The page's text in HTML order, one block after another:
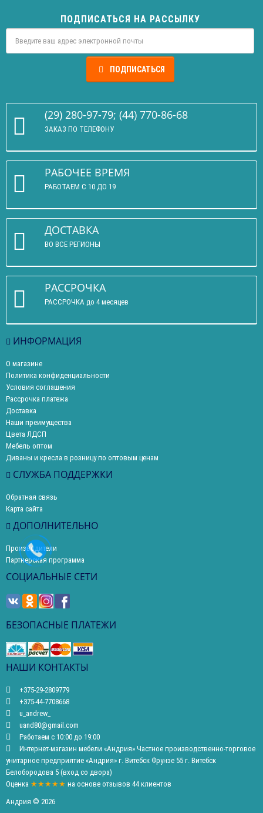
ПОДПИСАТЬСЯ НА РАССЫЛКУ
ПОДПИСАТЬСЯ
(29) 280-97-79; (44) 770-86-68
ЗАКАЗ ПО ТЕЛЕФОНУ
РАБОЧЕЕ ВРЕМЯ
РАБОТАЕМ С 10 ДО 19
ДОСТАВКА
ВО ВСЕ РЕГИОНЫ
РАССРОЧКА
РАССРОЧКА до 4 месяцев
ИНФОРМАЦИЯ
О магазине
Политика конфиденциальности
Условия соглашения
Рассрочка платежа
Доставка
Наши преимущества
Цвета ЛДСП
Мебель оптом
Диваны и кресла в розницу по оптовым ценам
СЛУЖБА ПОДДЕРЖКИ
Обратная связь
Карта сайта
ДОПОЛНИТЕЛЬНО
Производители
Партнерская программа
СОЦИАЛЬНЫЕ СЕТИ
БЕЗОПАСНЫЕ ПЛАТЕЖИ
НАШИ КОНТАКТЫ
+375-29-2809779
+375-44-7708668
u_andrew_
uand80@gmail.com
Работаем с 10:00 до 19:00
Интернет-магазин мебели «Андрия» Частное производственно-торговое
унитарное предприятие «Андрия» г. Витебск Фрунзе 55 г. Витебск
Белобородова 5 (вход со двора)
Оценка ★★★★★ на основе отзывов 44 клиентов
Андрия © 2026